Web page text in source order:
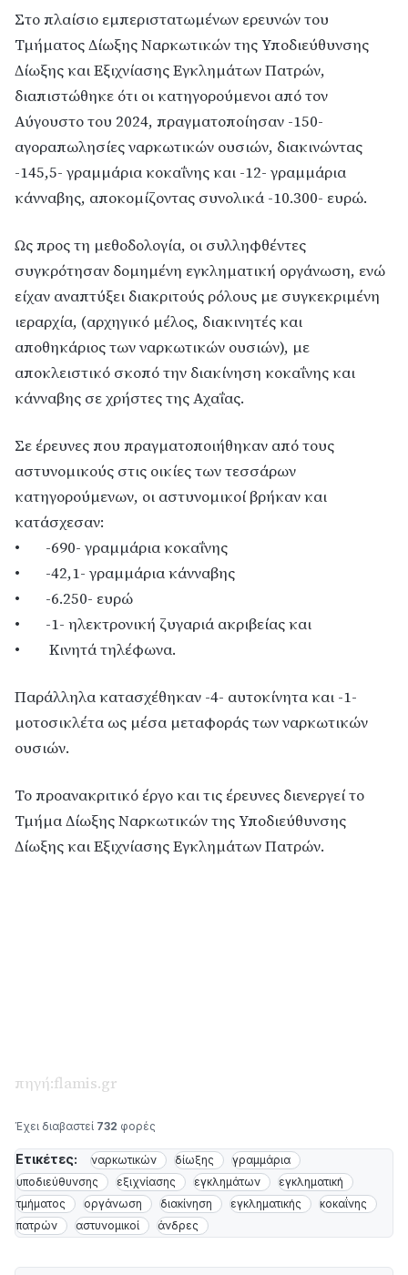
Στο πλαίσιο εμπεριστατωμένων ερευνών του
Τμήματος Δίωξης Ναρκωτικών της Υποδιεύθυνσης
Δίωξης και Εξιχνίασης Εγκλημάτων Πατρών,
διαπιστώθηκε ότι οι κατηγορούμενοι από τον
Αύγουστο του 2024, πραγματοποίησαν -150-
αγοραπωλησίες ναρκωτικών ουσιών, διακινώντας
-145,5- γραμμάρια κοκαΐνης και -12- γραμμάρια
κάνναβης, αποκομίζοντας συνολικά -10.300- ευρώ.
Ως προς τη μεθοδολογία, οι συλληφθέντες
συγκρότησαν δομημένη εγκληματική οργάνωση, ενώ
είχαν αναπτύξει διακριτούς ρόλους με συγκεκριμένη
ιεραρχία, (αρχηγικό μέλος, διακινητές και
αποθηκάριος των ναρκωτικών ουσιών), με
αποκλειστικό σκοπό την διακίνηση κοκαΐνης και
κάνναβης σε χρήστες της Αχαΐας.
Σε έρευνες που πραγματοποιήθηκαν από τους
αστυνομικούς στις οικίες των τεσσάρων
κατηγορούμενων, οι αστυνομικοί βρήκαν και
κατάσχεσαν:
• -690- γραμμάρια κοκαΐνης
• -42,1- γραμμάρια κάνναβης
• -6.250- ευρώ
• -1- ηλεκτρονική ζυγαριά ακριβείας και
• Κινητά τηλέφωνα.
Παράλληλα κατασχέθηκαν -4- αυτοκίνητα και -1-
μοτοσικλέτα ως μέσα μεταφοράς των ναρκωτικών
ουσιών.
Το προανακριτικό έργο και τις έρευνες διενεργεί το
Τμήμα Δίωξης Ναρκωτικών της Υποδιεύθυνσης
Δίωξης και Εξιχνίασης Εγκλημάτων Πατρών.
πηγή:flamis.gr
Έχει διαβαστεί 732 φορές
Ετικέτες: ναρκωτικών δίωξης
γραμμάρια
υποδιεύθυνσης
εξιχνίασης εγκλημάτων
εγκληματική
τμήματος
οργάνωση διακίνηση εγκληματικής
κοκαΐνης
πατρών
αστυνομικοί άνδρες